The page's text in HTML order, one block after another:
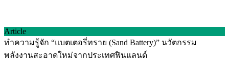
Article
ทำความรู้จัก “แบตเตอรี่ทราย (Sand Battery)” นวัตกรรม
พลังงานสะอาดใหม่จากประเทศฟินแลนด์